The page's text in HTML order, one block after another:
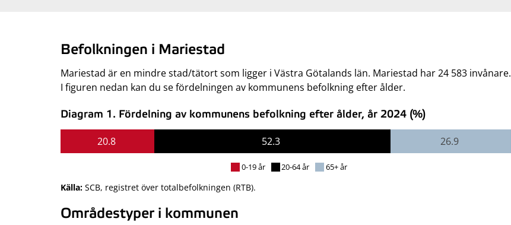
Befolkningen i Mariestad
Mariestad är en mindre stad/tätort som ligger i Västra Götalands län. Mariestad har 24 583 invånare.
I figuren nedan kan du se fördelningen av kommunens befolkning efter ålder.
Diagram 1. Fördelning av kommunens befolkning efter ålder, år 2024 (%)
20.8 52.3 26.9
0-19 år 20-64 år 65+ år
Källa: SCB, registret över totalbefolkningen (RTB).
Områdestyper i kommunen